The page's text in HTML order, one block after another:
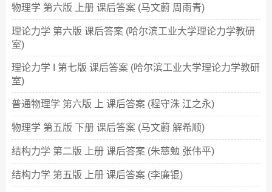
物理学 第六版 上册 课后答案 (马文蔚 周雨青)
理论力学 第六版 课后答案 (哈尔滨工业大学理论力学教研
室)
理论力学 I 第七版 课后答案 (哈尔滨工业大学理论力学教研
室)
普通物理学 第六版 上 课后答案 (程守洙 江之永)
物理学 第五版 下册 课后答案 (马文蔚 解希顺)
结构力学 第二版 上册 课后答案 (朱慈勉 张伟平)
结构力学 第五版 上册 课后答案 (李廉锟)